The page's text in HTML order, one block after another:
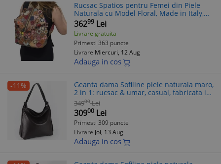
Rucsac Spatios pentru Femei din Piele
Naturala cu Model Floral, Made in Italy,
Flori Aplicate, 34x35x15 cm
36299 Lei
Livrare gratuita
Primesti 363 puncte
Livrare Miercuri, 12 Aug
Adauga in cos
-11%
Geanta dama Sofiline piele naturala maro,
2 in 1: rucsac & umar, casual, fabricata in
Italia
34900 Lei
30900 Lei
Primesti 309 puncte
Livrare Joi, 13 Aug
Adauga in cos